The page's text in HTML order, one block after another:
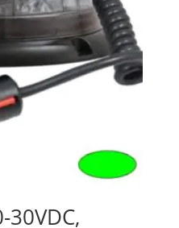
30VDC,